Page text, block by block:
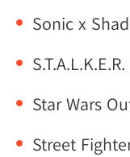
Sonic x
Star Wars
Street